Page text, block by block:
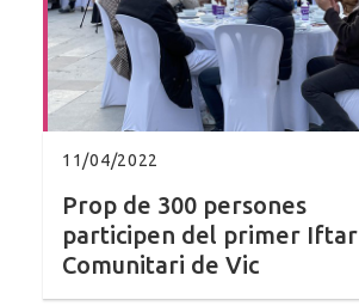
11/04/2022
Prop de 300 persones
participen del primer Iftar
Comunitari de Vic